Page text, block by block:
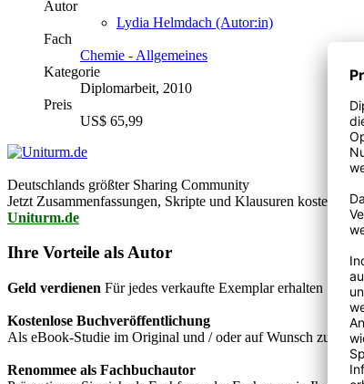
Autor
Lydia Helmdach (Autor:in)
Fach
Chemie - Allgemeines
Kategorie
Diplomarbeit, 2010
Preis
US$ 65,99
Deutschlands größter Sharing Community
Jetzt Zusammenfassungen, Skripte und Klausuren kostenlos
Uniturm.de
Ihre Vorteile als Autor
Geld verdienen Für jedes verkaufte Exemplar erhalten Sie
Kostenlose Buchveröffentlichung
Als eBook-Studie im Original und / oder auf Wunsch
Renommee als Fachbuchautor